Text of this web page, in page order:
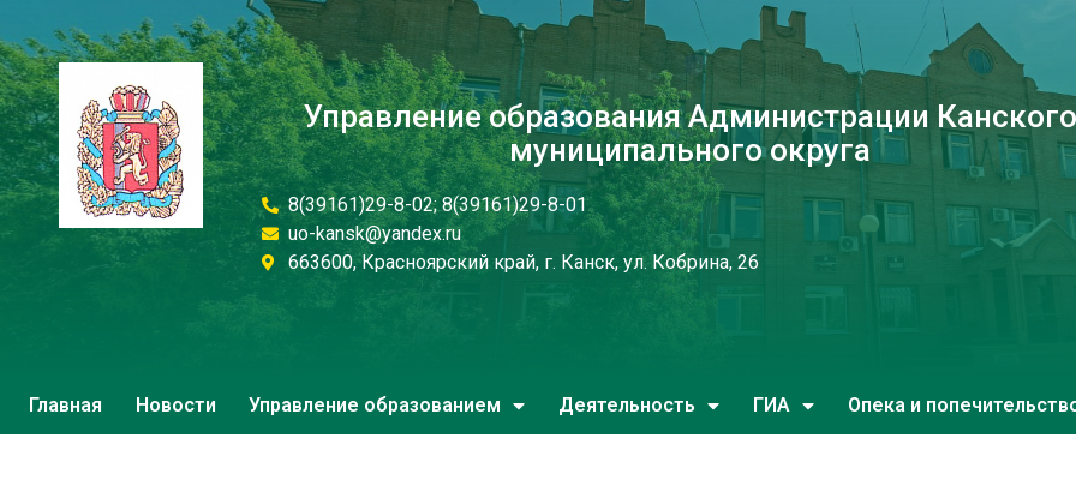
Управление образования Администрации Канского
муниципального округа
8(39161)29-8-02; 8(39161)29-8-01
uo-kansk@yandex.ru
663600, Красноярский край, г. Канск, ул. Кобрина, 26
Главная Новости Управление образованием Деятельность ГИА Опека и